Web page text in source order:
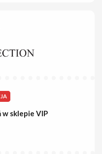
w sklepie VIP